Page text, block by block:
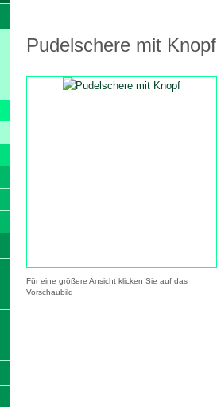
Pudelschere mit Knopf
Für eine größere Ansicht klicken Sie auf das
Vorschaubild